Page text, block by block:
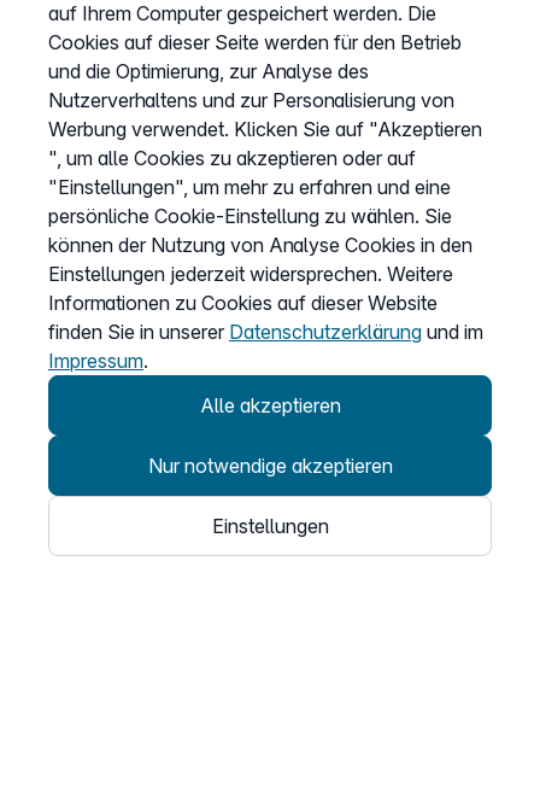
Wissen & Ratgeber
Bandbreitengarantie
Verfügbarkeit prüfen
Barriere melden
Kündigung
Kundenportal Login
Vertrag widerrufen
Easybell-App
Anleitung
auf Ihrem Computer gespeichert werden. Die
Cookies auf dieser Seite werden für den Betrieb
und die Optimierung, zur Analyse des
Nutzerverhaltens und zur Personalisierung von
Werbung verwendet. Klicken Sie auf "Akzeptieren
", um alle Cookies zu akzeptieren oder auf
"Einstellungen", um mehr zu erfahren und eine
persönliche Cookie-Einstellung zu wählen. Sie
können der Nutzung von Analyse Cookies in den
Einstellungen jederzeit widersprechen. Weitere
Informationen zu Cookies auf dieser Website
finden Sie in unserer Datenschutzerklärung und im
Impressum.
Alle akzeptieren
Nur notwendige akzeptieren
Einstellungen